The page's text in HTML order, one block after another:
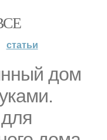
статьи
дом